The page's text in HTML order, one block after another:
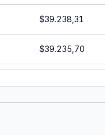
$39.238,31
$39.235,70